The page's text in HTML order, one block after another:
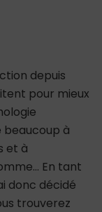
depuis
pour mieux
beaucoup à
et à
En tant
donc décidé
trouverez